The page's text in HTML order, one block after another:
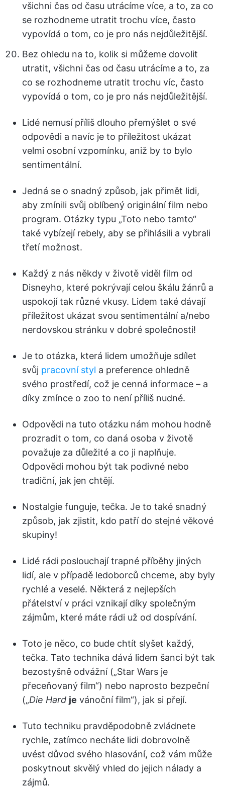
všichni čas od času utrácíme více, a to, za co
se rozhodneme utratit trochu více, často
vypovídá o tom, co je pro nás nejdůležitější.
Bez ohledu na to, kolik si můžeme dovolit
utratit, všichni čas od času utrácíme a to, za
co se rozhodneme utratit trochu víc, často
vypovídá o tom, co je pro nás nejdůležitější.
Lidé nemusí příliš dlouho přemýšlet o své
odpovědi a navíc je to příležitost ukázat
velmi osobní vzpomínku, aniž by to bylo
sentimentální.
Jedná se o snadný způsob, jak přimět lidi,
aby zmínili svůj oblíbený originální film nebo
program. Otázky typu „Toto nebo tamto“
také vybízejí rebely, aby se přihlásili a vybrali
třetí možnost.
Každý z nás někdy v životě viděl film od
Disneyho, které pokrývají celou škálu žánrů a
uspokojí tak různé vkusy. Lidem také dávají
příležitost ukázat svou sentimentální a/nebo
nerdovskou stránku v dobré společnosti!
Je to otázka, která lidem umožňuje sdílet
svůj pracovní styl a preference ohledně
svého prostředí, což je cenná informace – a
díky zmínce o zoo to není příliš nudné.
Odpovědi na tuto otázku nám mohou hodně
prozradit o tom, co daná osoba v životě
považuje za důležité a co ji naplňuje.
Odpovědi mohou být tak podivné nebo
tradiční, jak jen chtějí.
Nostalgie funguje, tečka. Je to také snadný
způsob, jak zjistit, kdo patří do stejné věkové
skupiny!
Lidé rádi poslouchají trapné příběhy jiných
lidí, ale v případě ledoborců chceme, aby byly
rychlé a veselé. Některá z nejlepších
přátelství v práci vznikají díky společným
zájmům, které máte rádi už od dospívání.
Toto je něco, co bude chtít slyšet každý,
tečka. Tato technika dává lidem šanci být tak
bezostyšně odvážní („Star Wars je
přeceňovaný film“) nebo naprosto bezpeční
(„Die Hard je vánoční film“), jak si přejí.
Tuto techniku pravděpodobně zvládnete
rychle, zatímco necháte lidi dobrovolně
uvést důvod svého hlasování, což vám může
poskytnout skvělý vhled do jejich nálady a
zájmů.